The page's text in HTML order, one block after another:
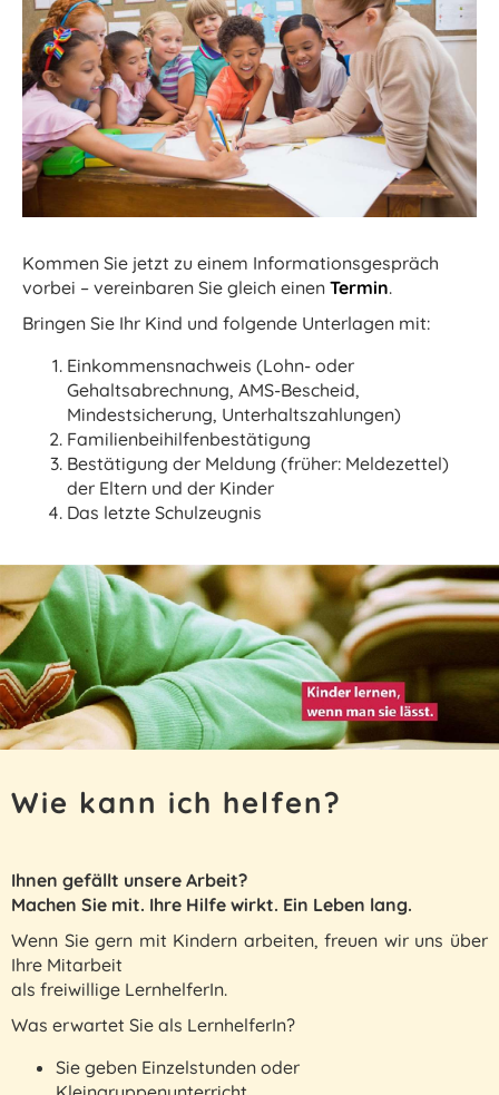
Kommen Sie jetzt zu einem Informationsgespräch
vorbei – vereinbaren Sie gleich einen Termin.
Bringen Sie Ihr Kind und folgende Unterlagen mit:
Einkommensnachweis (Lohn- oder
Gehaltsabrechnung, AMS-Bescheid,
Mindestsicherung, Unterhaltszahlungen)
Familienbeihilfenbestätigung
Bestätigung der Meldung (früher: Meldezettel)
der Eltern und der Kinder
Das letzte Schulzeugnis
Wie kann ich helfen?
Ihnen gefällt unsere Arbeit?
Machen Sie mit. Ihre Hilfe wirkt. Ein Leben lang.
Wenn Sie gern mit Kindern arbeiten, freuen wir uns über
Ihre Mitarbeit
als freiwillige LernhelferIn.
Was erwartet Sie als LernhelferIn?
Sie geben Einzelstunden oder